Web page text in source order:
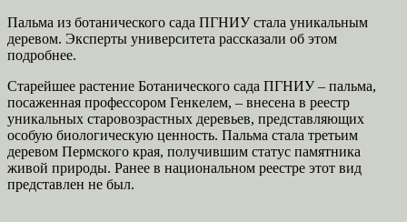
Пальма из ботанического сада ПГНИУ стала уникальным
деревом. Эксперты университета рассказали об этом
подробнее.
Старейшее растение Ботанического сада ПГНИУ – пальма,
посаженная профессором Генкелем, – внесена в реестр
уникальных старовозрастных деревьев, представляющих
особую биологическую ценность. Пальма стала третьим
деревом Пермского края, получившим статус памятника
живой природы. Ранее в национальном реестре этот вид
представлен не был.